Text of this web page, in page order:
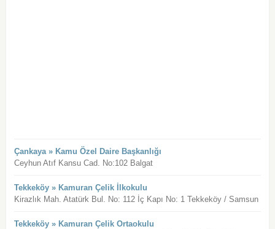
Çankaya » Kamu Özel Daire Başkanlığı
Ceyhun Atıf Kansu Cad. No:102 Balgat
Tekkeköy » Kamuran Çelik İlkokulu
Kirazlık Mah. Atatürk Bul. No: 112 İç Kapı No: 1 Tekkeköy / Samsun
Tekkeköy » Kamuran Çelik Ortaokulu